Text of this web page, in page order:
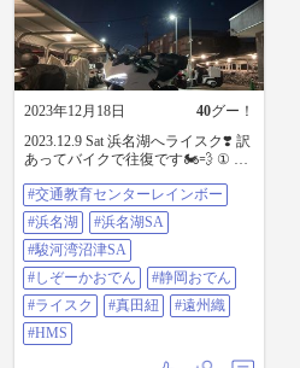
2023年12月18日 40グー！
2023.12.9 Sat 浜名湖へライスク❣️ 訳
あってバイクで往復です🏍💨 ① 遅
美しい ③ いつでも初心者だけど楽
しい❣️ ④ 無事終了🏍夕陽に癒され
ます💚 ⑤ 帰りに浜名湖SA立ち寄り
たかったの ⑥ 遠州織・真田紐これ
が目当てです👍 ⑦ 駿河湾沼津SAで
「しぞーかおでん」 ⑧ 帰宅❣️あー
楽しかった💚 #交通教育センターレ
インボー #浜名湖 #浜名湖SA #駿河
湾沼津SA #しぞーかおでん #静岡お
でん #ライスク #真田紐 #遠州織
#交通教育センターレインボー
#浜名湖
#浜名湖SA
#駿河湾沼津SA
#しぞーかおでん
#静岡おでん
#ライスク
#真田紐
#遠州織
#HMS